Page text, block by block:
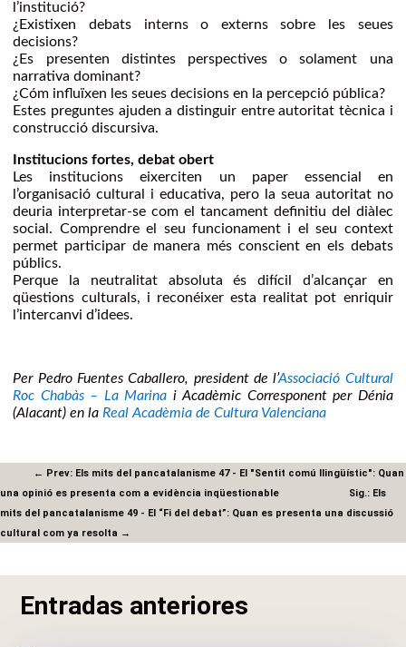
l’institució?
¿Existixen debats interns o externs sobre les seues
decisions?
¿Es presenten distintes perspectives o solament una
narrativa dominant?
¿Cóm influïxen les seues decisions en la percepció pública?
Estes preguntes ajuden a distinguir entre autoritat tècnica i
construcció discursiva.
Institucions fortes, debat obert
Les institucions eixerciten un paper essencial en
l’organisació cultural i educativa, pero la seua autoritat no
deuria interpretar-se com el tancament definitiu del diàlec
social. Comprendre el seu funcionament i el seu context
permet participar de manera més conscient en els debats
públics.
Perque la neutralitat absoluta és difícil d’alcançar en
qüestions culturals, i reconéixer esta realitat pot enriquir
l’intercanvi d’idees.
Per Pedro Fuentes Caballero, president de l’Associació Cultural
Roc Chabàs – La Marina i Acadèmic Corresponent per Dénia
(Alacant) en la Real Acadèmia de Cultura Valenciana
← Prev: Els mits del pancatalanisme 47 - El "Sentit comú llingüístic": Quan
una opinió es presenta com a evidència inqüestionable
Sig.: Els
mits del pancatalanisme 49 - El “Fi del debat”: Quan es presenta una discussió
cultural com ya resolta →
Entradas anteriores